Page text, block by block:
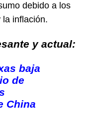
debido a los
la inflación.
y actual:
baja
de
China